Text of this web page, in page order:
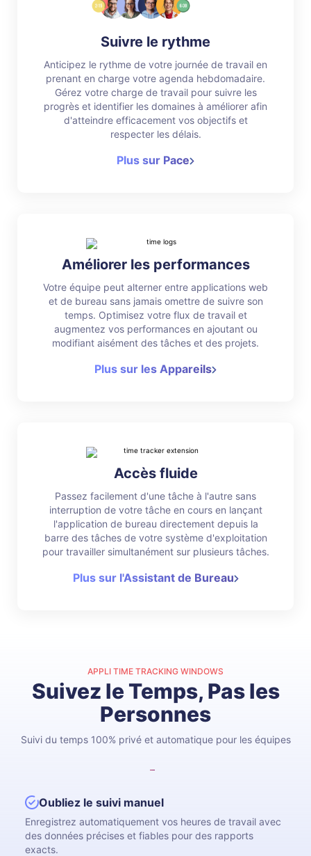
Suivre le rythme
Anticipez le rythme de votre journée de travail en
prenant en charge votre agenda hebdomadaire.
Gérez votre charge de travail pour suivre les
progrès et identifier les domaines à améliorer afin
d'atteindre efficacement vos objectifs et
respecter les délais.
Plus sur Pace
Améliorer les performances
Votre équipe peut alterner entre applications web
et de bureau sans jamais omettre de suivre son
temps. Optimisez votre flux de travail et
augmentez vos performances en ajoutant ou
modifiant aisément des tâches et des projets.
Plus sur les Appareils
Accès fluide
Passez facilement d'une tâche à l'autre sans
interruption de votre tâche en cours en lançant
l'application de bureau directement depuis la
barre des tâches de votre système d'exploitation
pour travailler simultanément sur plusieurs tâches.
Plus sur l'Assistant de Bureau
APPLI TIME TRACKING WINDOWS
Suivez le Temps, Pas les
Personnes
Suivi du temps 100% privé et automatique pour les équipes
Oubliez le suivi manuel
Enregistrez automatiquement vos heures de travail avec
des données précises et fiables pour des rapports
exacts.